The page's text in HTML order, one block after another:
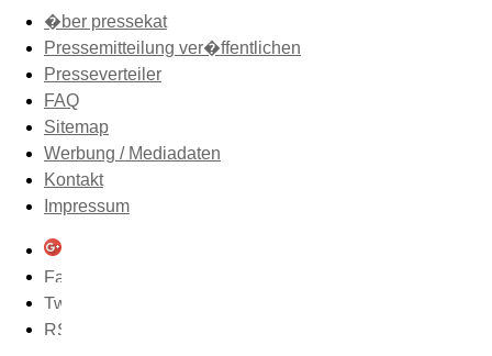
�ber pressekat
Pressemitteilung ver�ffentlichen
Presseverteiler
FAQ
Sitemap
Werbung / Mediadaten
Kontakt
Impressum